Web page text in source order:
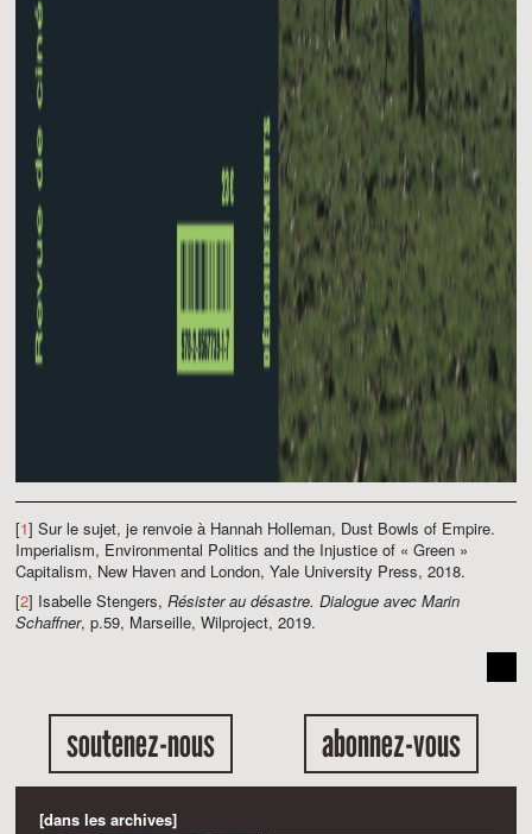
[1] Sur le sujet, je renvoie à Hannah Holleman, Dust Bowls of Empire.
Imperialism, Environmental Politics and the Injustice of « Green »
Capitalism, New Haven and London, Yale University Press, 2018.
[2] Isabelle Stengers, Résister au désastre. Dialogue avec Marin
Schaffner, p.59, Marseille, Wilproject, 2019.
soutenez-nous abonnez-vous
[dans les archives]